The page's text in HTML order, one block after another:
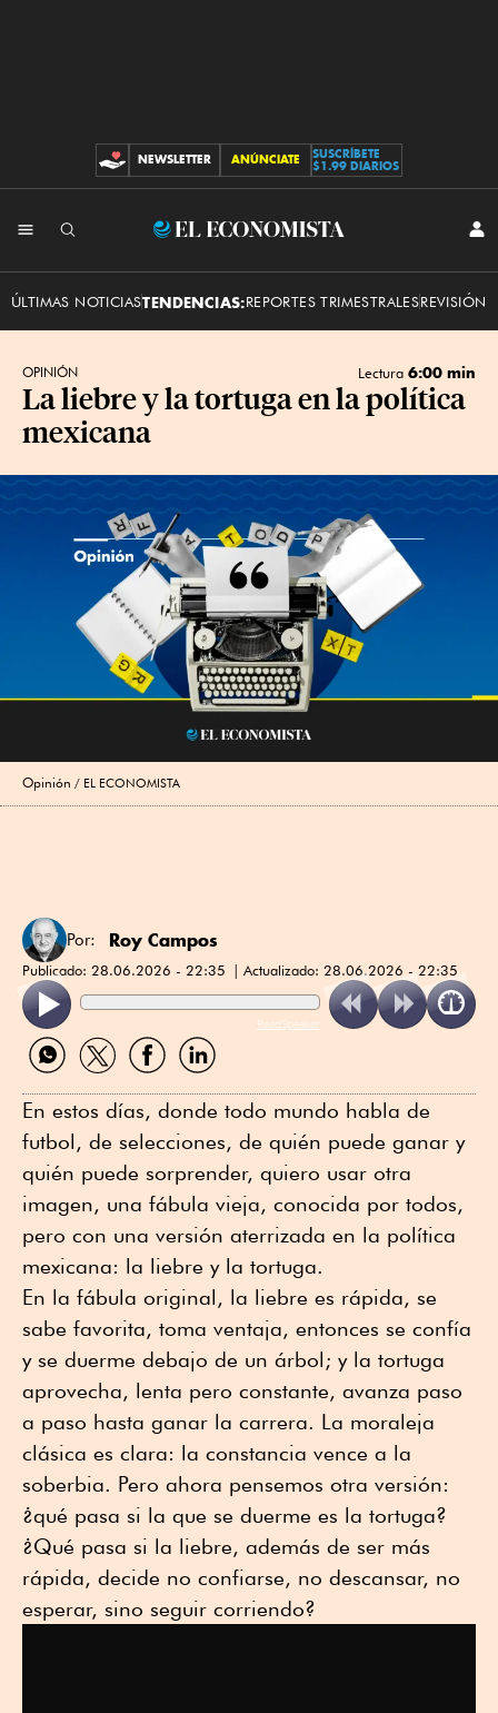
CONTRIBUCIONES
NEWSLETTER ANÚNCIATE
SUSCRÍBETE
$1.99 DIARIOS
El
ÚLTIMAS NOTICIASTENDENCIAS:REPORTES TRIMESTRALESREVISIÓN
OPINIÓN Lectura 6:00 min
La liebre y la tortuga en la política
mexicana
Opinión EL ECONOMISTA
Por: Roy Campos
Publicado: 28.06.2026 - 22:35 Actualizado: 28.06.2026 - 22:35
ReadSpeaker
Compartir
por
Compartir
por
Compartir
por
Compartir
por
En estos días, donde todo mundo habla de
futbol, de selecciones, de quién puede ganar y
quién puede sorprender, quiero usar otra
imagen, una fábula vieja, conocida por todos,
pero con una versión aterrizada en la política
mexicana: la liebre y la tortuga.
En la fábula original, la liebre es rápida, se
sabe favorita, toma ventaja, entonces se confía
y se duerme debajo de un árbol; y la tortuga
aprovecha, lenta pero constante, avanza paso
a paso hasta ganar la carrera. La moraleja
clásica es clara: la constancia vence a la
soberbia. Pero ahora pensemos otra versión:
¿qué pasa si la que se duerme es la tortuga?
¿Qué pasa si la liebre, además de ser más
rápida, decide no confiarse, no descansar, no
esperar, sino seguir corriendo?